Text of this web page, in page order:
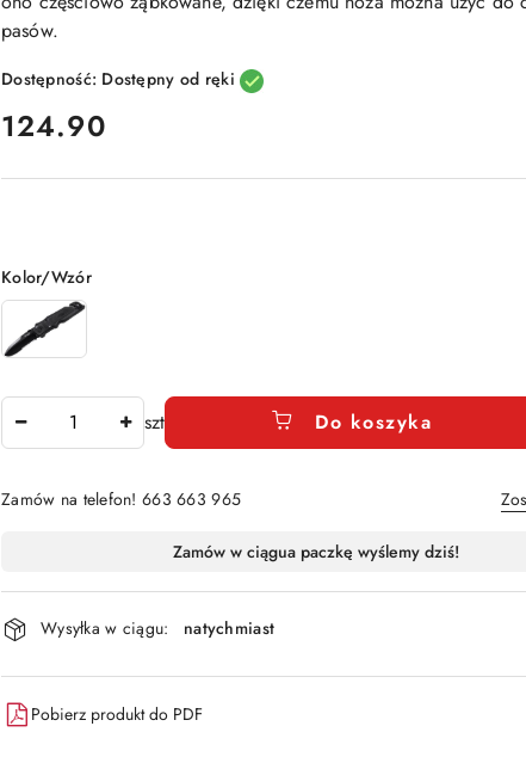
pasów.
Dostępność: Dostępny od ręki
cena:
124.90
Wariant
Kolor/Wzór
szt Do koszyka
Zamów na telefon! 663 663 965
i
dostawa
Zamów w ciągua paczkę wyślemy dziś!
Wysyłka w ciągu: natychmiast
Pobierz produkt do PDF